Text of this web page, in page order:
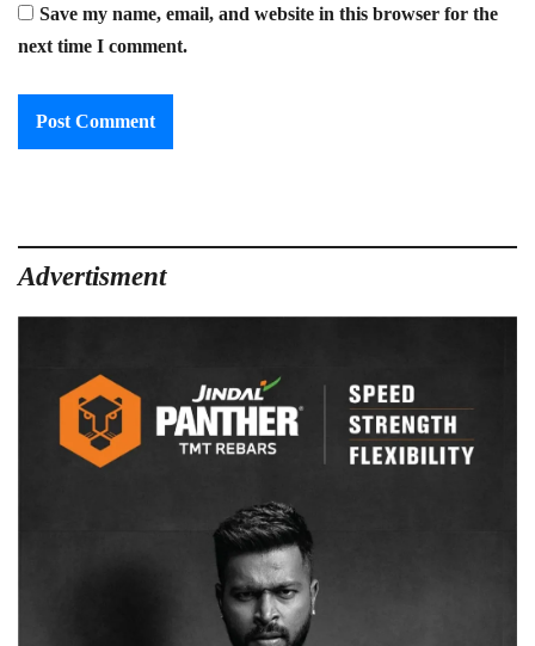
Save my name, email, and website in this browser for the
next time I comment.
Advertisment